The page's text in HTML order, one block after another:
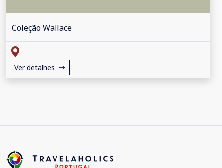
Coleção Wallace
Ver detalhes